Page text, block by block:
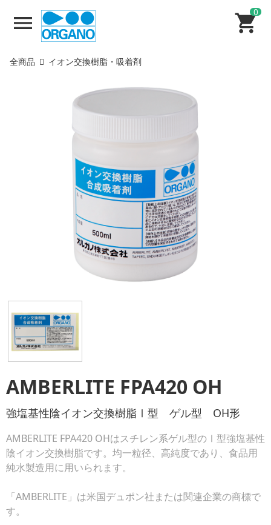
0
全商品 イオン交換樹脂・吸着剤
AMBERLITE FPA420 OH
強塩基性陰イオン交換樹脂Ⅰ型 ゲル型 OH形
AMBERLITE FPA420 OHはスチレン系ゲル型のⅠ型強塩基性
陰イオン交換樹脂です。均一粒径、高純度であり、食品用
純水製造用に用いられます。
「AMBERLITE」は米国デュポン社または関連企業の商標で
す。